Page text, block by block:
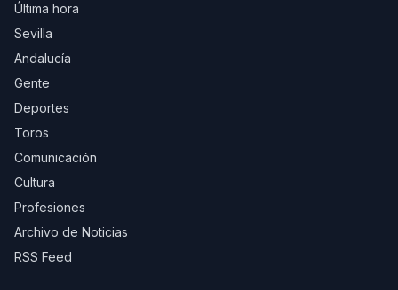
Última hora
Sevilla
Andalucía
Gente
Deportes
Toros
Comunicación
Cultura
Profesiones
Archivo de Noticias
RSS Feed